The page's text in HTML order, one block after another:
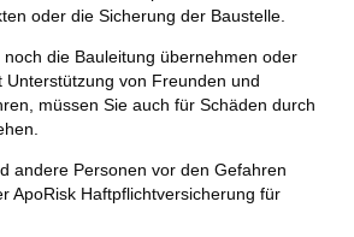
oder die Sicherung der Baustelle.
die Bauleitung übernehmen oder
Unterstützung von Freunden und
müssen Sie auch für Schäden durch
andere Personen vor den Gefahren
ApoRisk Haftpflichtversicherung für